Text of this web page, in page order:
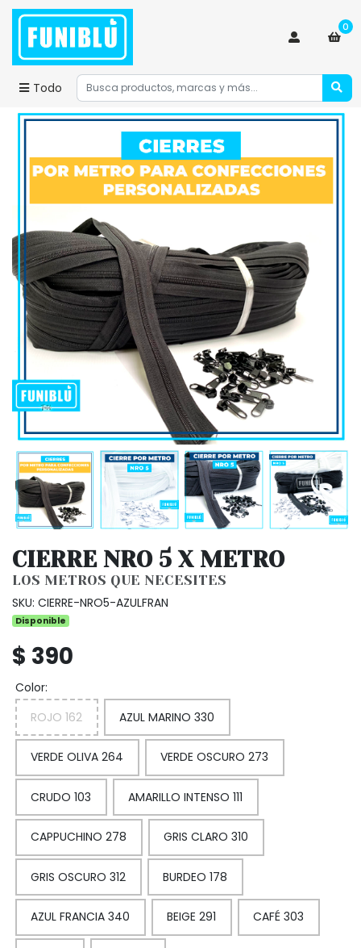
Todo
0
CIERRE NRO 5 X METRO
LOS METROS QUE NECESITES
SKU: CIERRE-NRO5-AZULFRAN
Disponible
$ 390
Color:
ROJO 162
AZUL MARINO 330
VERDE OLIVA 264 VERDE OSCURO 273
CRUDO 103 AMARILLO INTENSO 111
CAPPUCHINO 278 GRIS CLARO 310
GRIS OSCURO 312 BURDEO 178
AZUL FRANCIA 340 BEIGE 291 CAFÉ 303